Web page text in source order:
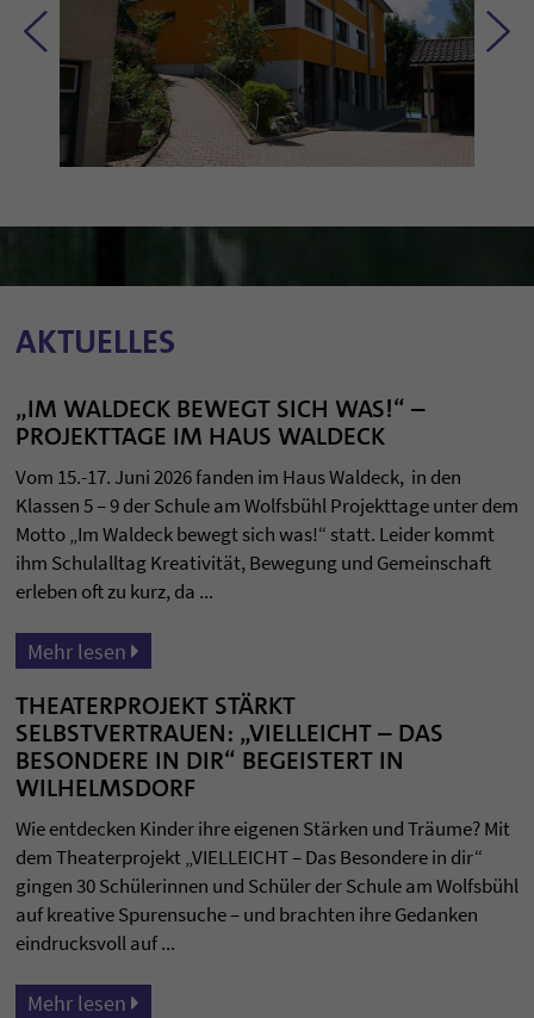
AKTUELLES
„IM WALDECK BEWEGT SICH WAS!“ –
PROJEKTTAGE IM HAUS WALDECK
Vom 15.-17. Juni 2026 fanden im Haus Waldeck, in den
Klassen 5 – 9 der Schule am Wolfsbühl Projekttage unter dem
Motto „Im Waldeck bewegt sich was!“ statt. Leider kommt
ihm Schulalltag Kreativität, Bewegung und Gemeinschaft
erleben oft zu kurz, da ...
Mehr lesen
THEATERPROJEKT STÄRKT
SELBSTVERTRAUEN: „VIELLEICHT – DAS
BESONDERE IN DIR“ BEGEISTERT IN
WILHELMSDORF
Wie entdecken Kinder ihre eigenen Stärken und Träume? Mit
dem Theaterprojekt „VIELLEICHT – Das Besondere in dir“
gingen 30 Schülerinnen und Schüler der Schule am Wolfsbühl
auf kreative Spurensuche – und brachten ihre Gedanken
eindrucksvoll auf ...
Mehr lesen